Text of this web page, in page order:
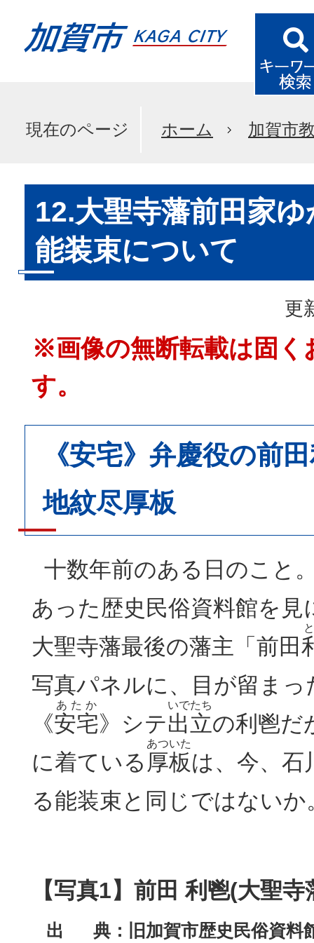
現在のページ ホーム 加賀市
12.大聖寺藩前田家
能装束について
更
※画像の無断転載は固く
す。
《安宅》弁慶役の前
地紋尽厚板
十数年前のある日のこと
あった歴史民俗資料館を
大聖寺藩最後の藩主「前田
写真パネルに、目が留まっ
《安宅
あたか
》シテ出立
いでたち
の利鬯だ
に着ている 厚板
あついた
は、今、石
る能装束と同じではないか
【写真1】 前田 利鬯(大聖寺
出 典：旧加賀市歴史民俗資料